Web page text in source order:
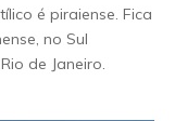
é piraiense. Fica
no Sul
de Janeiro.